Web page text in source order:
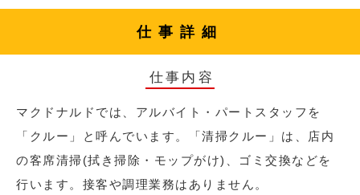
仕事詳細
仕事内容
マクドナルドでは、アルバイト・パートスタッフを
「クルー」と呼んでいます。「清掃クルー」は、店内
の客席清掃(拭き掃除・モップがけ)、ゴミ交換などを
行います。接客や調理業務はありません。